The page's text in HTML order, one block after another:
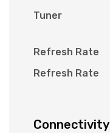
Tuner
Refresh Rate
Refresh Rate
Connectivity